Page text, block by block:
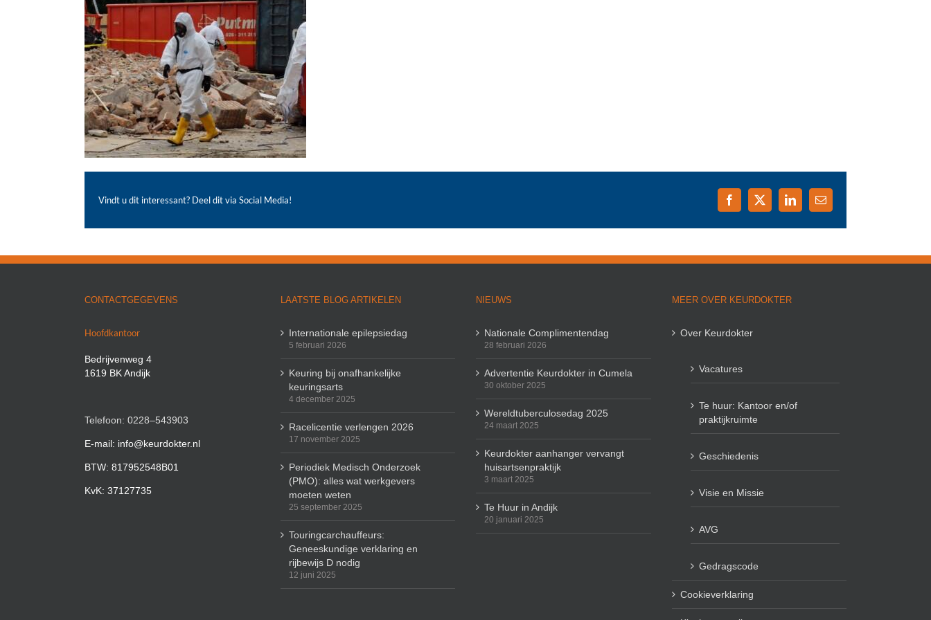
Vindt u dit interessant? Deel dit via Social Media! Facebook
X LinkedIn
E-
mail
CONTACTGEGEVENS
Hoofdkantoor
Bedrijvenweg 4
1619 BK Andijk
Telefoon: 0228–543903
E-mail: info@keurdokter.nl
BTW: 817952548B01
KvK: 37127735
LAATSTE BLOG ARTIKELEN
Internationale epilepsiedag
5 februari 2026
Keuring bij onafhankelijke
keuringsarts
4 december 2025
Racelicentie verlengen 2026
17 november 2025
Periodiek Medisch Onderzoek
(PMO): alles wat werkgevers
moeten weten
25 september 2025
Touringcarchauffeurs:
Geneeskundige verklaring en
rijbewijs D nodig
12 juni 2025
NIEUWS
Nationale Complimentendag
28 februari 2026
Advertentie Keurdokter in Cumela
30 oktober 2025
Wereldtuberculosedag 2025
24 maart 2025
Keurdokter aanhanger vervangt
huisartsenpraktijk
3 maart 2025
Te Huur in Andijk
20 januari 2025
MEER OVER KEURDOKTER
Over Keurdokter
Vacatures
Te huur: Kantoor en/of
praktijkruimte
Geschiedenis
Visie en Missie
AVG
Gedragscode
Cookieverklaring